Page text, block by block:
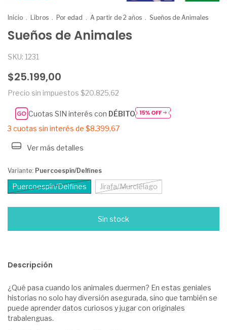
Inicio . Libros . Por edad . A partir de 2 años . Sueños de Animales
Sueños de Animales
SKU: 1231
$25.199,00
Precio sin impuestos $20.825,62
Cuotas SIN interés con DÉBITO
3 cuotas sin interés de $8.399,67
Ver más detalles
Variante: Puercoespín/Delfines
Puercoespín/Delfines Jirafa/Murciélago
Descripción
¿Qué pasa cuando los animales duermen? En estas geniales
historias no solo hay diversión asegurada, sino que también se
puede aprender datos curiosos y jugar con originales
trabalenguas.